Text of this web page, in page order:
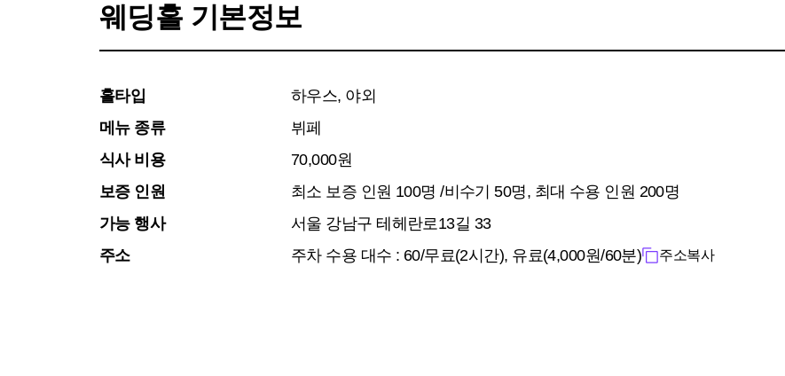
웨딩홀 기본정보
홀타입
하우스, 야외
메뉴 종류
뷔페
식사 비용
70,000원
보증 인원
최소 보증 인원 100명 /비수기 50명, 최대 수용 인원 200명
가능 행사
서울 강남구 테헤란로13길 33
주소
주차 수용 대수 : 60/무료(2시간), 유료(4,000원/60분) 주소복사